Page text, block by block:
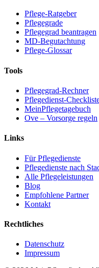
Pflege-Ratgeber
Pflegegrade
Pflegegrad beantragen
MD-Begutachtung
Pflege-Glossar
Tools
Pflegegrad-Rechner
Pflegedienst-
MeinPflegetagebuch
Ove – Vorsorge regeln
Links
Für Pflegedienste
Pflegedienste nach
Alle Pflegeleistungen
Blog
Empfohlene Partner
Kontakt
Rechtliches
Datenschutz
Impressum